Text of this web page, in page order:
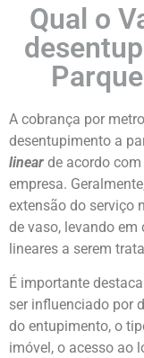
Qual o
A cobrança por
desentupimento a
linear de acordo
empresa.
extensão do serviço
de vaso, levando
lineares a serem
É importante
ser influenciado por
do entupimento, o
imóvel, o acesso ao